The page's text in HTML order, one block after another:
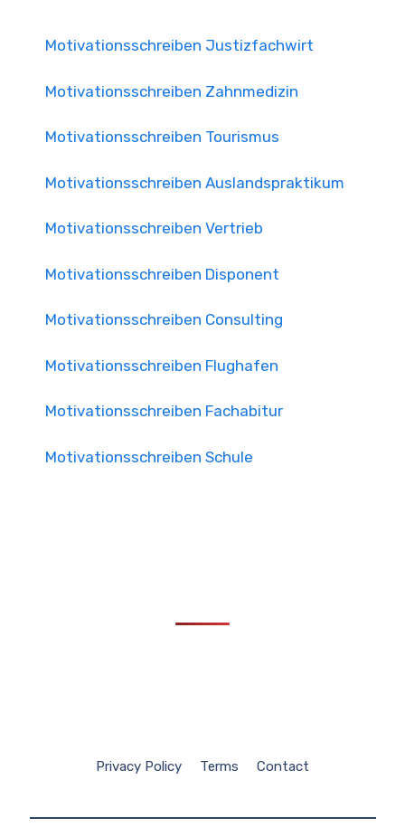
Motivationsschreiben Justizfachwirt
Motivationsschreiben Zahnmedizin
Motivationsschreiben Tourismus
Motivationsschreiben Auslandspraktikum
Motivationsschreiben Vertrieb
Motivationsschreiben Disponent
Motivationsschreiben Consulting
Motivationsschreiben Flughafen
Motivationsschreiben Fachabitur
Motivationsschreiben Schule
Privacy Policy Terms Contact